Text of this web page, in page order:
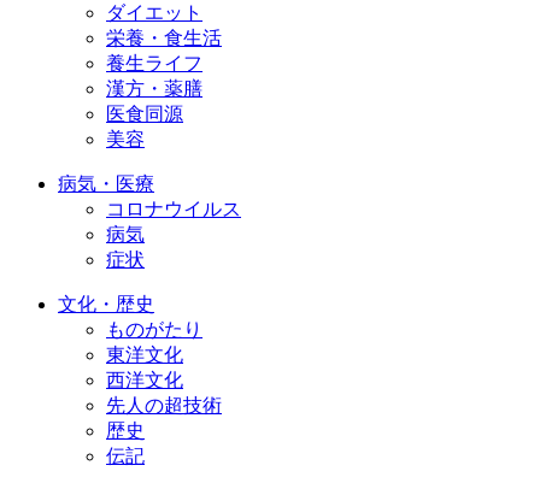
ダイエット
栄養・食生活
養生ライフ
漢方・薬膳
医食同源
美容
病気・医療
コロナウイルス
病気
症状
文化・歴史
ものがたり
東洋文化
西洋文化
先人の超技術
歴史
伝記